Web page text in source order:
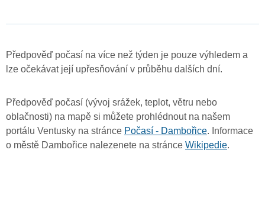
Předpověď počasí na více než týden je pouze výhledem a
lze očekávat její upřesňování v průběhu dalších dní.
Předpověď počasí (vývoj srážek, teplot, větru nebo
oblačnosti) na mapě si můžete prohlédnout na našem
portálu Ventusky na stránce Počasí - Dambořice. Informace
o městě Dambořice nalezenete na stránce Wikipedie.